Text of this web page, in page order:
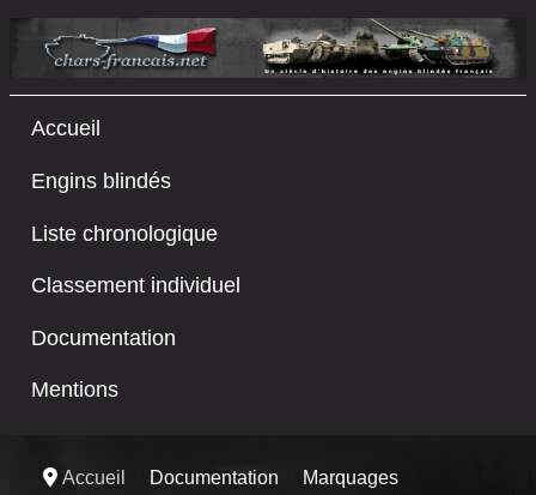
Accueil
Engins blindés
Liste chronologique
Classement individuel
Documentation
Mentions
Accueil Documentation
Marquages